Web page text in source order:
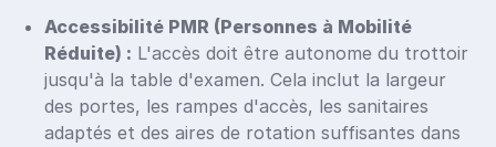
Accessibilité PMR (Personnes à Mobilité
Réduite) : L'accès doit être autonome du trottoir
jusqu'à la table d'examen. Cela inclut la largeur
des portes, les rampes d'accès, les sanitaires
adaptés et des aires de rotation suffisantes dans